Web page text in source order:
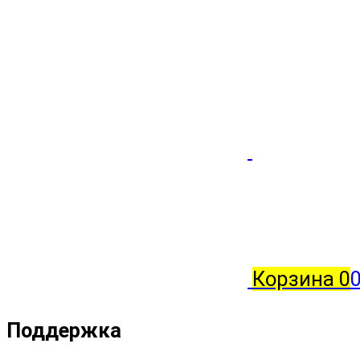
Корзина 0
Поддержка